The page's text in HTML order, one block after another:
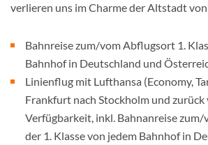
verlieren uns im Charme der Altstadt
Bahnreise zum/vom Abflugsort 1.
Bahnhof in Deutschland und
Linienflug mit Lufthansa (Economy,
Frankfurt nach Stockholm und zurück
Verfügbarkeit, inkl. Bahnanreise
der 1. Klasse von jedem Bahnhof in